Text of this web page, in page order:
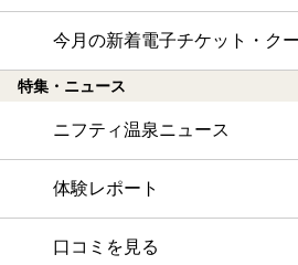
今月の新着電子チケット・ク
特集・ニュース
ニフティ温泉ニュース
体験レポート
口コミを見る